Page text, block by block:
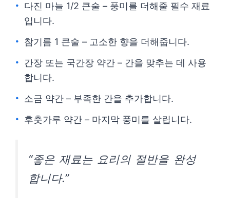
다진 마늘 1/2 큰술 – 풍미를 더해줄 필수 재료
입니다.
참기름 1 큰술 – 고소한 향을 더해줍니다.
간장 또는 국간장 약간 – 간을 맞추는 데 사용
합니다.
소금 약간 – 부족한 간을 추가합니다.
후춧가루 약간 – 마지막 풍미를 살립니다.
“좋은 재료는 요리의 절반을 완성
합니다.”